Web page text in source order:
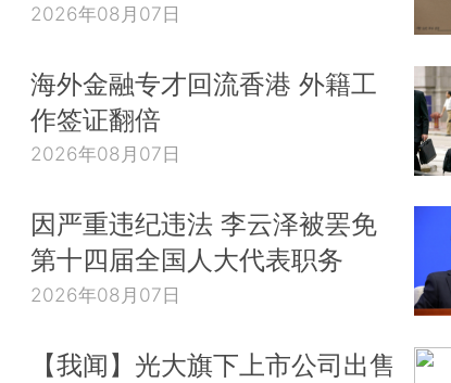
2026年08月07日
海外金融专才回流香港 外籍工
作签证翻倍
2026年08月07日
因严重违纪违法 李云泽被罢免
第十四届全国人大代表职务
2026年08月07日
【我闻】光大旗下上市公司出售